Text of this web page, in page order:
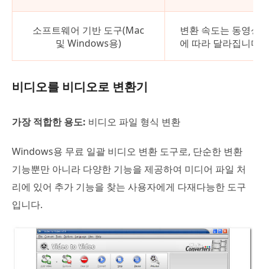
소프트웨어 기반 도구(Mac
및 Windows용)
변환 속도는 동영상
에 따라 달라집니다.
비디오를 비디오로 변환기
가장 적합한 용도: 비디오 파일 형식 변환
Windows용 무료 일괄 비디오 변환 도구로, 단순한 변환
기능뿐만 아니라 다양한 기능을 제공하여 미디어 파일 처
리에 있어 추가 기능을 찾는 사용자에게 다재다능한 도구
입니다.